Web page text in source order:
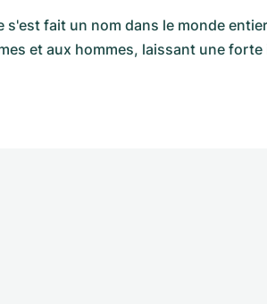
fait un nom dans le monde
et aux hommes, laissant une